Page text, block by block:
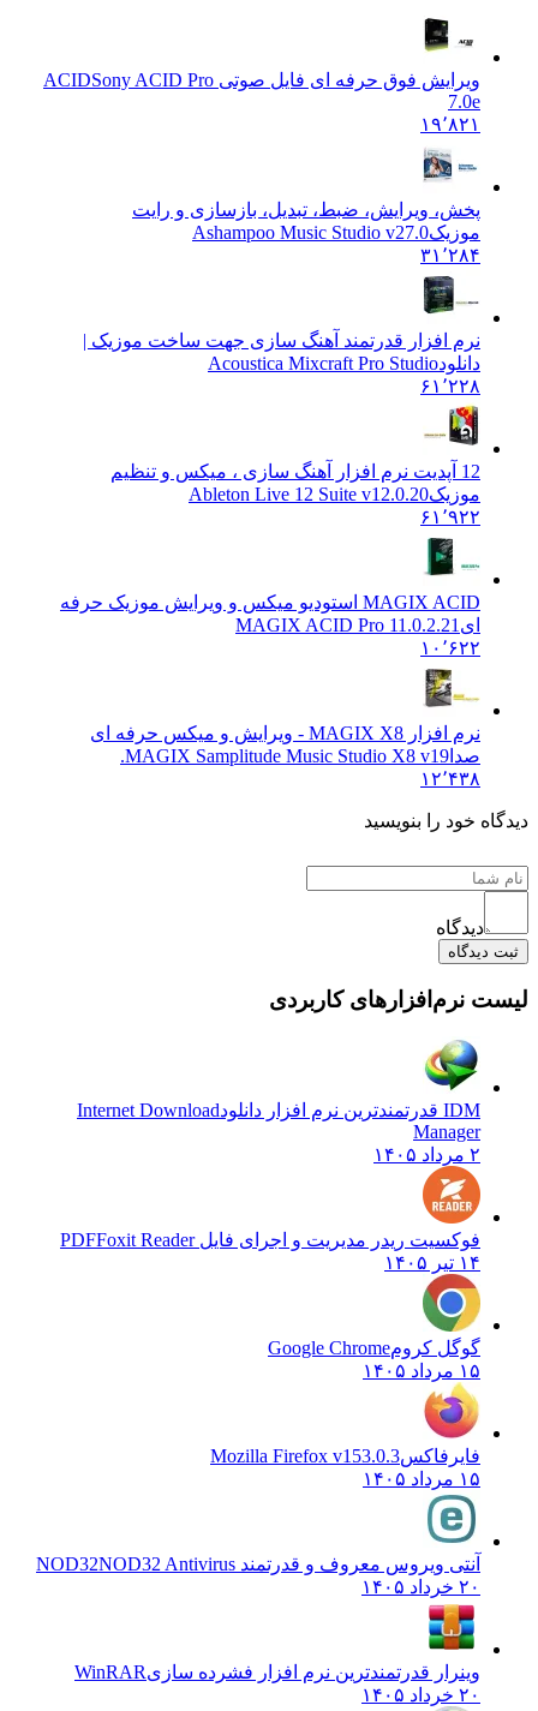
ویرایش فوق حرفه ای فایل صوتی ACID Sony ACID Pro
7.0e
۱۹٬۸۲۱
پخش، ویرایش، ضبط، تبدیل، بازسازی و رایت
موزیکAshampoo Music Studio v27.0
۳۱٬۲۸۴
نرم افزار قدرتمند آهنگ سازی جهت ساخت موزیک |
دانلودAcoustica Mixcraft Pro Studio
۶۱٬۲۲۸
12 آپدیت نرم افزار آهنگ سازی ، میکس و تنظیم
موزیکAbleton Live 12 Suite v12.0.20
۶۱٬۹۲۲
MAGIX ACID استودیو میکس و ویرایش موزیک حرفه
ای MAGIX ACID Pro 11.0.2.21
۱۰٬۶۲۲
نرم افزار MAGIX X8 - ویرایش و میکس حرفه ای
صدا MAGIX Samplitude Music Studio X8 v19.
۱۲٬۴۳۸
دیدگاه خود را بنویسید
دیدگاه
ثبت دیدگاه
لیست نرم‌افزارهای کاربردی
IDM قدرتمندترین نرم افزار دانلود
Internet Download
Manager
۲ مرداد ۱۴۰۵
فوکسیت ریدر مدیریت و اجرای فایل PDFFoxit Reader
۱۴ تیر ۱۴۰۵
گوگل کرومGoogle Chrome
۱۵ مرداد ۱۴۰۵
فایرفاکسMozilla Firefox v153.0.3
۱۵ مرداد ۱۴۰۵
آنتی ویروس معروف و قدرتمند NOD32 NOD32 Antivirus
۲۰ خرداد ۱۴۰۵
وینرار قدرتمندترین نرم افزار فشرده سازیWinRAR
۲۰ خرداد ۱۴۰۵